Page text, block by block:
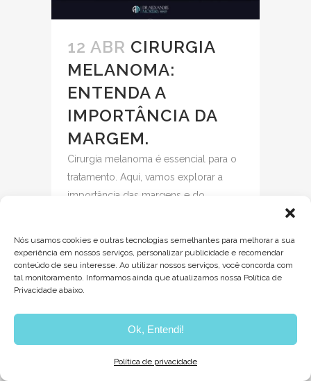
Nós usamos cookies e outras tecnologias semelhantes para melhorar a sua
experiência em nossos serviços, personalizar publicidade e recomendar
conteúdo de seu interesse. Ao utilizar nossos serviços, você concorda com
tal monitoramento. Informamos ainda que atualizamos nossa Política de
Privacidade abaixo.
Ok, Entendi!
Política de privacidade
12 ABR CIRURGIA
MELANOMA:
ENTENDA A
IMPORTÂNCIA DA
MARGEM.
Cirurgia melanoma é essencial para o
tratamento. Aqui, vamos explorar a
importância das margens e do
READ MORE